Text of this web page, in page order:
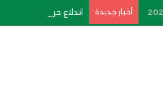
أخبار جديدة اندلاع حريق في سيارة